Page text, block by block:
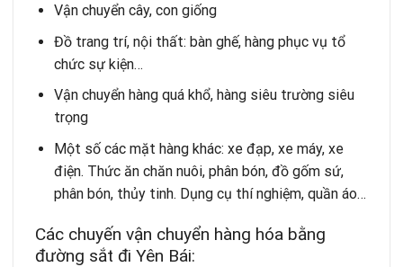
Vận chuyển cây, con giống
Đồ trang trí, nội thất: bàn ghế, hàng phục vụ tổ
chức sự kiện…
Vận chuyển hàng quá khổ, hàng siêu trường siêu
trọng
Một số các mặt hàng khác: xe đạp, xe máy, xe
điện. Thức ăn chăn nuôi, phân bón, đồ gốm sứ,
phân bón, thủy tinh. Dụng cụ thí nghiệm, quần áo…
Các chuyến vận chuyển hàng hóa bằng
đường sắt đi Yên Bái: